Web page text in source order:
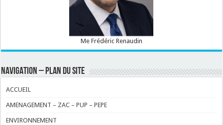
Me Frédéric Renaudin
NAVIGATION – PLAN DU SITE
ACCUEIL
AMENAGEMENT – ZAC – PUP – PEPE
ENVIRONNEMENT